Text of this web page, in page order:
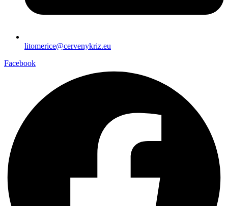
litomerice@cervenykriz.eu
Facebook